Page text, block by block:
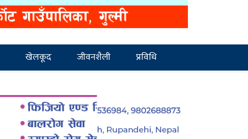
खेलकूद जीवनशैली प्रविधि